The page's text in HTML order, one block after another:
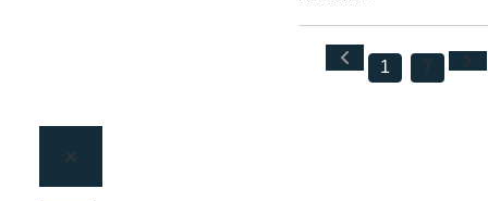
1 7